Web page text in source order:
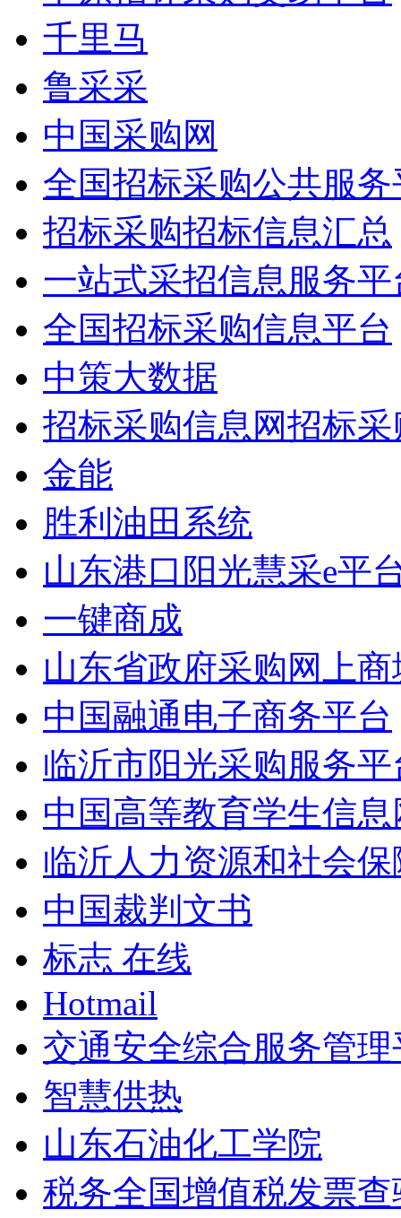
千里马
鲁采采
中国采购网
全国招标采购公共服务
招标采购招标信息汇总
一站式采招信息服务平
全国招标采购信息平台
中策大数据
招标采购信息网招标
金能
胜利油田系统
山东港口阳光慧采e平
一键商成
山东省政府采购网上商
中国融通电子商务平台
临沂市阳光采购服务平
中国高等教育学生信
临沂人力资源和社会保
中国裁判文书
标志 在线
Hotmail
交通安全综合服务管理
智慧供热
山东石油化工学院
税务全国增值税发票